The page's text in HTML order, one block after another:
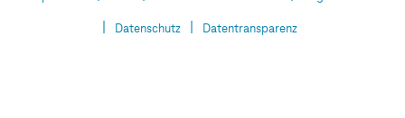
Datenschutz Datentransparenz